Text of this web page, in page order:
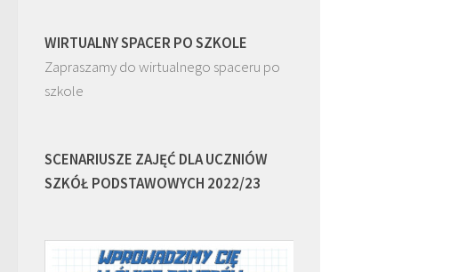
WIRTUALNY SPACER PO SZKOLE
Zapraszamy do wirtualnego spaceru po
szkole
SCENARIUSZE ZAJĘĆ DLA UCZNIÓW
SZKÓŁ PODSTAWOWYCH 2022/23